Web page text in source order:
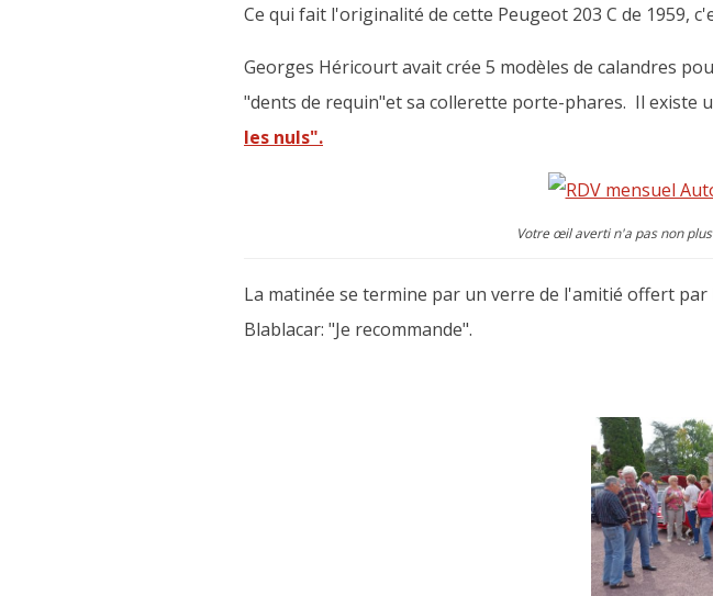
Ce qui fait l'originalité de cette Peugeot 203 C de 1959,
Georges Héricourt avait crée 5 modèles de calandres
"dents de requin"et sa collerette porte-phares. Il existe
les nuls".
Votre œil averti n'a pas non
La matinée se termine par un verre de l'amitié offert
Blablacar: "Je recommande".